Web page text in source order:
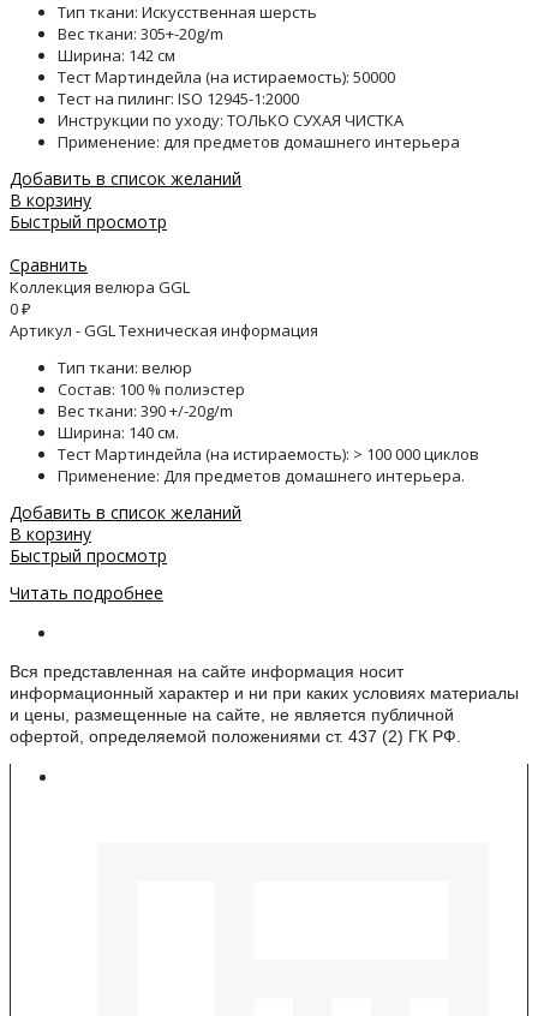
Тип ткани: Искусственная шерсть
Вес ткани: 305+-20g/m
Ширина: 142 см
Тест Мартиндейла (на истираемость): 50000
Тест на пилинг: ISO 12945-1:2000
Инструкции по уходу: ТОЛЬКО СУХАЯ ЧИСТКА
Применение: для предметов домашнего интерьера
Добавить в список желаний
В корзину
Быстрый просмотр
Сравнить
Коллекция велюра GGL
0₽
Артикул - GGL Техническая информация
Тип ткани: велюр
Состав: 100 % полиэстер
Вес ткани: 390 +/-20g/m
Ширина: 140 см.
Тест Мартиндейла (на истираемость): > 100 000 циклов
Применение: Для предметов домашнего интерьера.
Добавить в список желаний
В корзину
Быстрый просмотр
Читать подробнее
Вся представленная на сайте информация носит
информационный характер и ни при каких условиях материалы
и цены, размещенные на сайте, не является публичной
офертой, определяемой положениями ст. 437 (2) ГК РФ.